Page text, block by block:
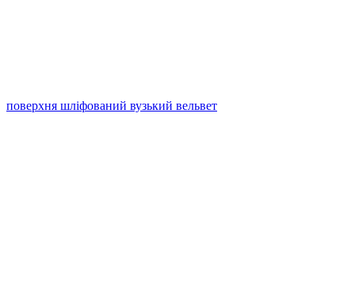
поверхня шліфований вузький вельвет